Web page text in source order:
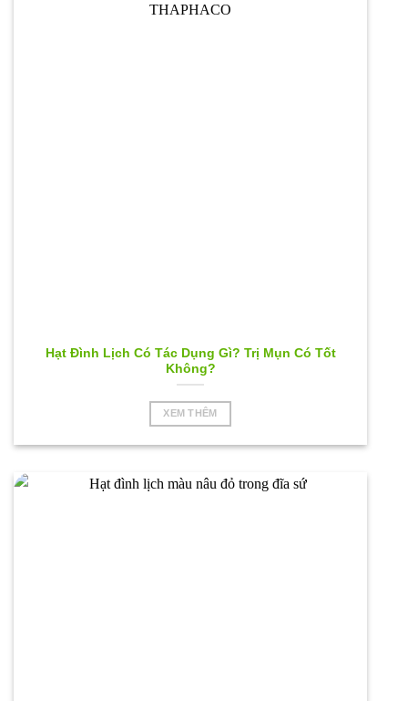
Hạt Đình Lịch Có Tác Dụng Gì? Trị Mụn Có Tốt
Không?
XEM THÊM